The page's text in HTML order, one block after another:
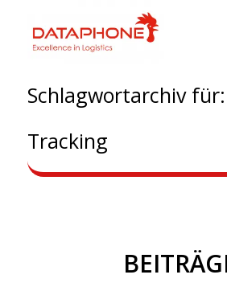
Schlagwortarchiv
Tracking